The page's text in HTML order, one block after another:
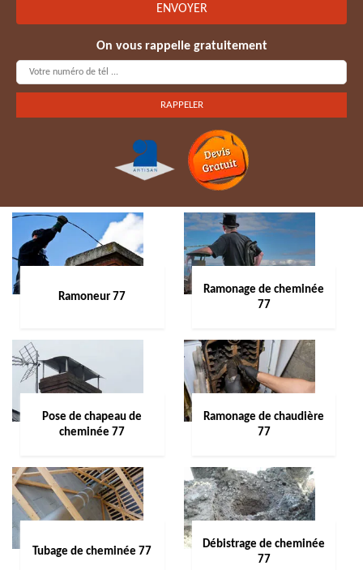
On vous rappelle gratuitement
Ramoneur 77
Ramonage de cheminée
77
Pose de chapeau de
cheminée 77
Ramonage de chaudière
77
Tubage de cheminée 77
Débistrage de cheminée
77